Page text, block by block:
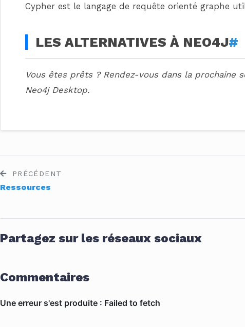
Cypher est le langage de requête orienté graphe
LES ALTERNATIVES À NEO4J#
Vous êtes prêts ? Rendez-vous dans la prochaine
Neo4j Desktop.
PRÉCÉDENT
Ressources
Partagez sur les réseaux sociaux
Commentaires